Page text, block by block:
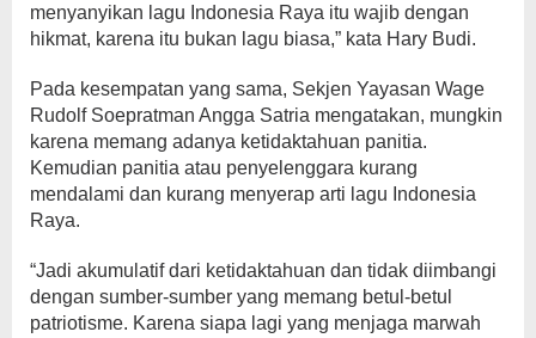
menyanyikan lagu Indonesia Raya itu wajib dengan
hikmat, karena itu bukan lagu biasa,” kata Hary Budi.
Pada kesempatan yang sama, Sekjen Yayasan Wage
Rudolf Soepratman Angga Satria mengatakan, mungkin
karena memang adanya ketidaktahuan panitia.
Kemudian panitia atau penyelenggara kurang
mendalami dan kurang menyerap arti lagu Indonesia
Raya.
“Jadi akumulatif dari ketidaktahuan dan tidak diimbangi
dengan sumber-sumber yang memang betul-betul
patriotisme. Karena siapa lagi yang menjaga marwah